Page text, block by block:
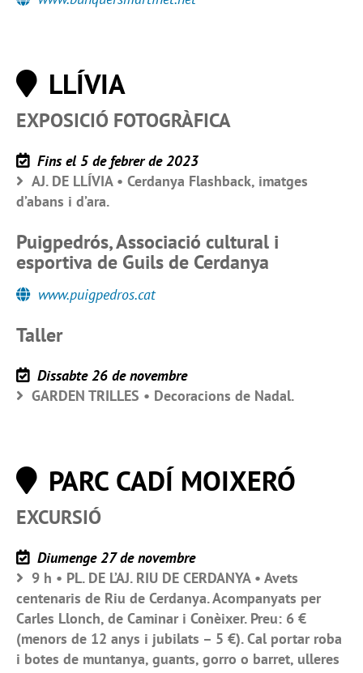
LLÍVIA
EXPOSICIÓ FOTOGRÀFICA
Fins el 5 de febrer de 2023
AJ. DE LLÍVIA • Cerdanya Flashback, imatges
d’abans i d’ara.
Puigpedrós, Associació cultural i
esportiva de Guils de Cerdanya
www.puigpedros.cat
Taller
Dissabte 26 de novembre
GARDEN TRILLES • Decoracions de Nadal.
PARC CADÍ MOIXERÓ
EXCURSIÓ
Diumenge 27 de novembre
9 h • PL. DE L’AJ. RIU DE CERDANYA • Avets
centenaris de Riu de Cerdanya. Acompanyats per
Carles Llonch, de Caminar i Conèixer. Preu: 6 €
(menors de 12 anys i jubilats – 5 €). Cal portar roba
i botes de muntanya, guants, gorro o barret, ulleres